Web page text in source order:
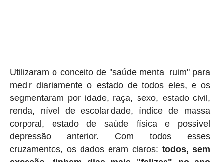
Utilizaram o conceito de "saúde mental ruim" para
medir diariamente o estado de todos eles, e os
segmentaram por idade, raça, sexo, estado civil,
renda, nível de escolaridade, índice de massa
corporal, estado de saúde física e possível
depressão anterior. Com todos esses
cruzamentos, os dados eram claros:todos, sem